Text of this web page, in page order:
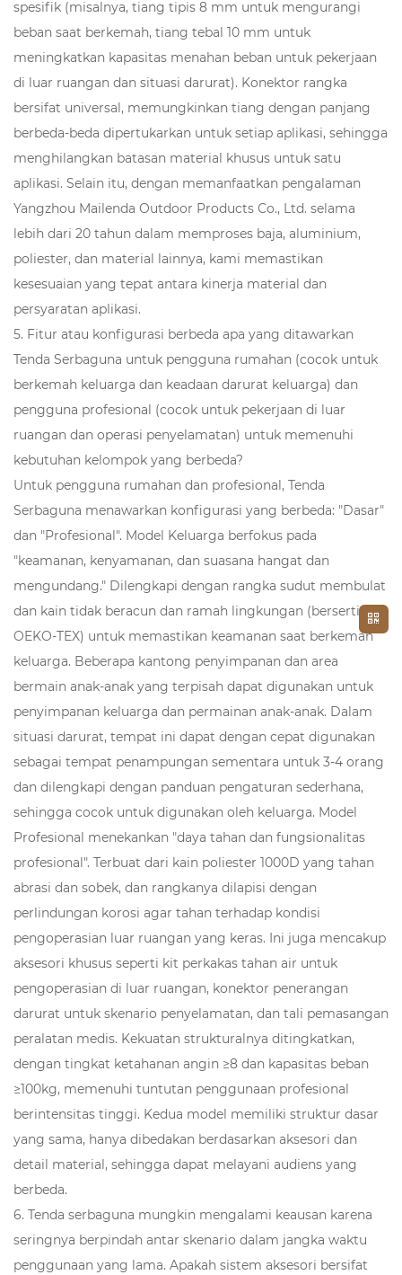
spesifik (misalnya, tiang tipis 8 mm untuk mengurangi
beban saat berkemah, tiang tebal 10 mm untuk
meningkatkan kapasitas menahan beban untuk pekerjaan
di luar ruangan dan situasi darurat). Konektor rangka
bersifat universal, memungkinkan tiang dengan panjang
berbeda-beda dipertukarkan untuk setiap aplikasi, sehingga
menghilangkan batasan material khusus untuk satu
aplikasi. Selain itu, dengan memanfaatkan pengalaman
Yangzhou Mailenda Outdoor Products Co., Ltd. selama
lebih dari 20 tahun dalam memproses baja, aluminium,
poliester, dan material lainnya, kami memastikan
kesesuaian yang tepat antara kinerja material dan
persyaratan aplikasi.
5. Fitur atau konfigurasi berbeda apa yang ditawarkan
Tenda Serbaguna untuk pengguna rumahan (cocok untuk
berkemah keluarga dan keadaan darurat keluarga) dan
pengguna profesional (cocok untuk pekerjaan di luar
ruangan dan operasi penyelamatan) untuk memenuhi
kebutuhan kelompok yang berbeda?
Untuk pengguna rumahan dan profesional, Tenda
Serbaguna menawarkan konfigurasi yang berbeda: "Dasar"
dan "Profesional". Model Keluarga berfokus pada
"keamanan, kenyamanan, dan suasana hangat dan
mengundang." Dilengkapi dengan rangka sudut membulat
dan kain tidak beracun dan ramah lingkungan (bersertifikat
OEKO-TEX) untuk memastikan keamanan saat berkemah
keluarga. Beberapa kantong penyimpanan dan area
bermain anak-anak yang terpisah dapat digunakan untuk
penyimpanan keluarga dan permainan anak-anak. Dalam
situasi darurat, tempat ini dapat dengan cepat digunakan
sebagai tempat penampungan sementara untuk 3-4 orang
dan dilengkapi dengan panduan pengaturan sederhana,
sehingga cocok untuk digunakan oleh keluarga. Model
Profesional menekankan "daya tahan dan fungsionalitas
profesional". Terbuat dari kain poliester 1000D yang tahan
abrasi dan sobek, dan rangkanya dilapisi dengan
perlindungan korosi agar tahan terhadap kondisi
pengoperasian luar ruangan yang keras. Ini juga mencakup
aksesori khusus seperti kit perkakas tahan air untuk
pengoperasian di luar ruangan, konektor penerangan
darurat untuk skenario penyelamatan, dan tali pemasangan
peralatan medis. Kekuatan strukturalnya ditingkatkan,
dengan tingkat ketahanan angin ≥8 dan kapasitas beban
≥100kg, memenuhi tuntutan penggunaan profesional
berintensitas tinggi. Kedua model memiliki struktur dasar
yang sama, hanya dibedakan berdasarkan aksesori dan
detail material, sehingga dapat melayani audiens yang
berbeda.
6. Tenda serbaguna mungkin mengalami keausan karena
seringnya berpindah antar skenario dalam jangka waktu
penggunaan yang lama. Apakah sistem aksesori bersifat